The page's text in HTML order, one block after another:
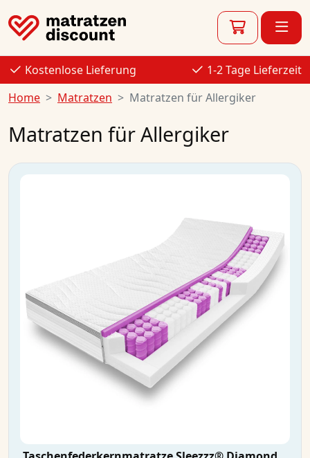
Kostenlose Lieferung
1-2 Tage Lieferzeit
Home
Matratzen Matratzen für Allergiker
Matratzen für Allergiker